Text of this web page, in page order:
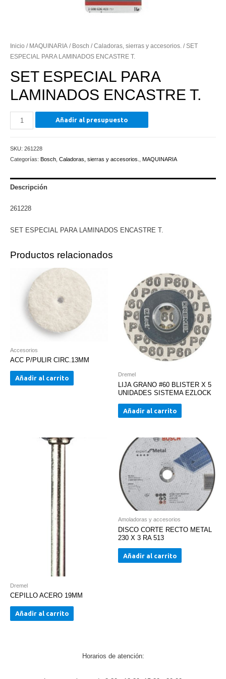
Inicio / MAQUINARIA / Bosch /Caladoras, sierras y accesorios. / SET
ESPECIAL PARA LAMINADOS ENCASTRE T.
SET ESPECIAL PARA
LAMINADOS ENCASTRE T.
SET
ESPECIAL
LAMINADOS
ENCASTRE
cantidad
Añadir al presupuesto
SKU: 261228
Categorías: Bosch Caladoras, sierras y accesorios. MAQUINARIA
Descripción
261228
SET ESPECIAL PARA LAMINADOS ENCASTRE T.
Productos relacionados
Accesorios
ACC P/PULIR CIRC.13MM
Añadir al carrito
Dremel
LIJA GRANO #60 BLISTER X 5
UNIDADES SISTEMA EZLOCK
Añadir al carrito
Dremel
CEPILLO ACERO 19MM
Añadir al carrito
Amoladoras y accesorios
DISCO CORTE RECTO METAL
230 X 3 RA 513
Añadir al carrito
Horarios de atención: